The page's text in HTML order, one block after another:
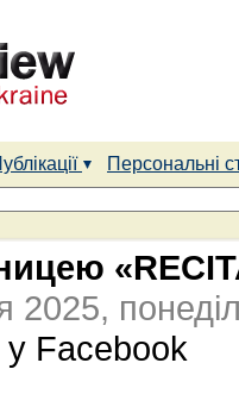
Персональні
2025,
Facebook